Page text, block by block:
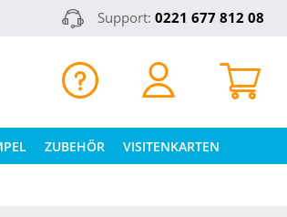
Support: 0221 677 812 08
ZUBEHÖR VISITENKARTEN